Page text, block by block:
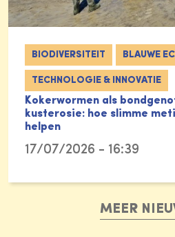
BIODIVERSITEIT BLAUWE
TECHNOLOGIE & INNOVATIE
Kokerwormen als
kusterosie: hoe slimme
helpen
17/07/2026 - 16:39
MEER